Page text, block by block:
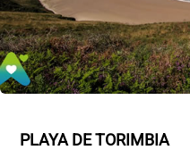
PLAYA DE TORIMBIA